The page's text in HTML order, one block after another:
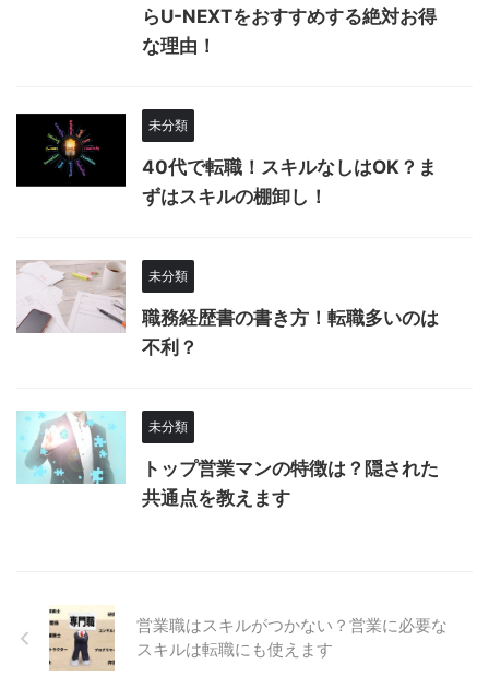
らU-NEXTをおすすめする絶対お得
な理由！
未分類
40代で転職！スキルなしはOK？ま
ずはスキルの棚卸し！
未分類
職務経歴書の書き方！転職多いのは
不利？
未分類
トップ営業マンの特徴は？隠された
共通点を教えます
営業職はスキルがつかない？営業に必要な
スキルは転職にも使えます